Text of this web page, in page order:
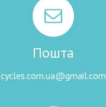
Пошта
cycles.com.ua@gmail.com